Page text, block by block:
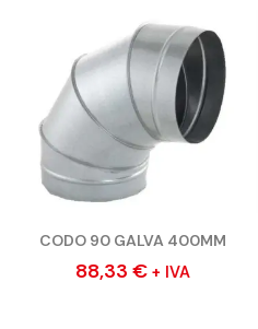
CODO 90 GALVA 400MM
88,33 € + IVA